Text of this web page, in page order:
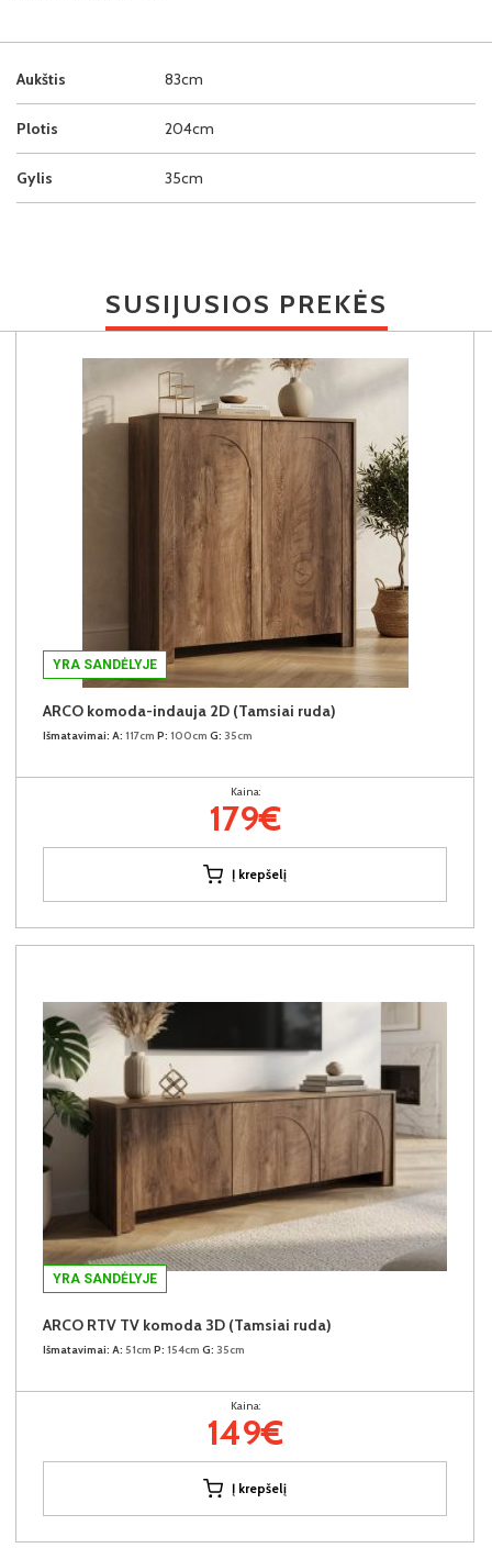
Aukštis 83cm
Plotis 204cm
Gylis 35cm
SUSIJUSIOS PREKĖS
YRA SANDĖLYJE
ARCO komoda-indauja 2D (Tamsiai ruda)
Išmatavimai: A: 117cm P: 100cm G: 35cm
Kaina:
179€
Į krepšelį
YRA SANDĖLYJE
ARCO RTV TV komoda 3D (Tamsiai ruda)
Išmatavimai: A: 51cm P: 154cm G: 35cm
Kaina:
149€
Į krepšelį